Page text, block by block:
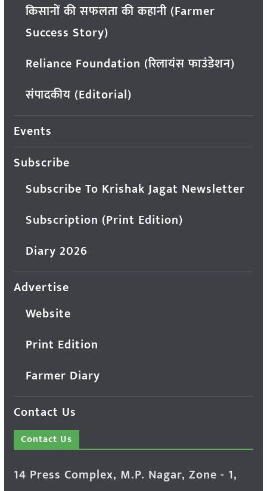
किसानों की सफलता की कहानी (Farmer
Success Story)
Reliance Foundation (रिलायंस फाउंडेशन)
संपादकीय (Editorial)
Events
Subscribe
Subscribe To Krishak Jagat Newsletter
Subscription (Print Edition)
Diary 2026
Advertise
Website
Print Edition
Farmer Diary
Contact Us
Contact Us
14 Press Complex, M.P. Nagar, Zone - 1,